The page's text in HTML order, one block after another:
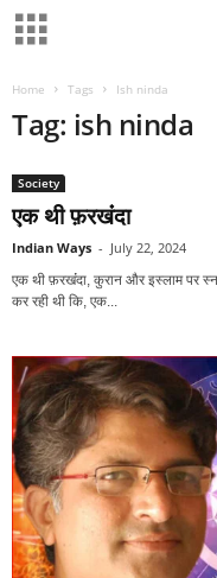
Home Tags Ish ninda
Tag: ish ninda
Society
एक थी फ़रखंंदा
Indian Ways - July 22, 2024
एक थी फ़रखंंदा, कुरान और इस्‍लाम पर
कर रही थी कि, एक...